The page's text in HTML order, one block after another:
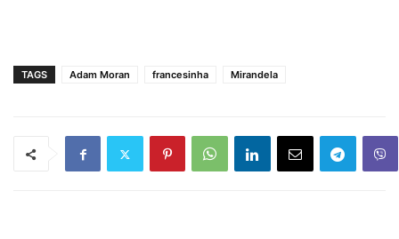
TAGS Adam Moran francesinha Mirandela